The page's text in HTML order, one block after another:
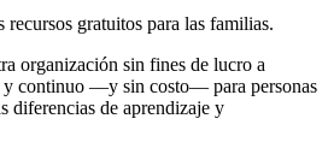
recursos gratuitos para las familias.
organización sin fines de lucro a
y continuo —y sin costo— para personas
de aprendizaje y